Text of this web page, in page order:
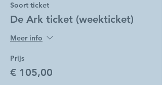
Soort ticket
De Ark ticket (weekticket)
Meer info
Prijs
€ 105,00